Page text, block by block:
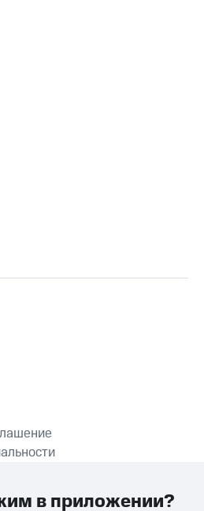
ПРИЛОЖЕНИЕ